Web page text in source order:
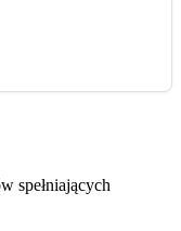
spełniających